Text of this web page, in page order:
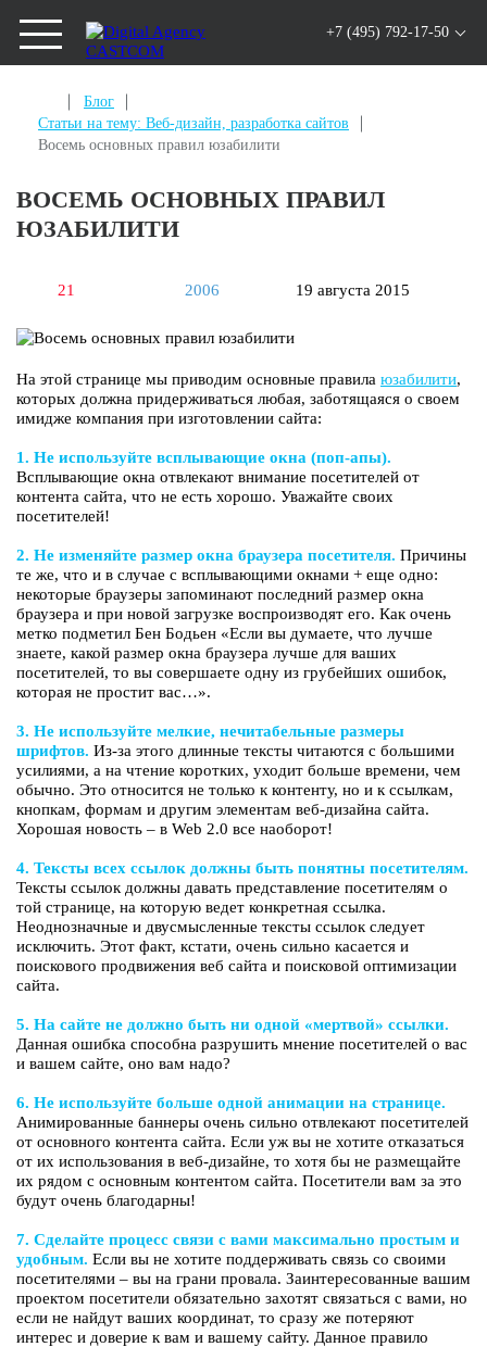
+7 (495) 792-17-50
Блог
Статьи на тему: Веб-дизайн, разработка сайтов
Восемь основных правил юзабилити
ВОСЕМЬ ОСНОВНЫХ ПРАВИЛ
ЮЗАБИЛИТИ
21 2006 19 августа 2015
На этой странице мы приводим основные правила юзабилити,
которых должна придерживаться любая, заботящаяся о своем
имидже компания при изготовлении сайта:
1. Не используйте всплывающие окна (поп-апы).
Всплывающие окна отвлекают внимание посетителей от
контента сайта, что не есть хорошо. Уважайте своих
посетителей!
2. Не изменяйте размер окна браузера посетителя. Причины
те же, что и в случае с всплывающими окнами + еще одно:
некоторые браузеры запоминают последний размер окна
браузера и при новой загрузке воспроизводят его. Как очень
метко подметил Бен Бодьен «Если вы думаете, что лучше
знаете, какой размер окна браузера лучше для ваших
посетителей, то вы совершаете одну из грубейших ошибок,
которая не простит вас…».
3. Не используйте мелкие, нечитабельные размеры
шрифтов. Из-за этого длинные тексты читаются с большими
усилиями, а на чтение коротких, уходит больше времени, чем
обычно. Это относится не только к контенту, но и к ссылкам,
кнопкам, формам и другим элементам веб-дизайна сайта.
Хорошая новость – в Web 2.0 все наоборот!
4. Тексты всех ссылок должны быть понятны посетителям.
Тексты ссылок должны давать представление посетителям о
той странице, на которую ведет конкретная ссылка.
Неоднозначные и двусмысленные тексты ссылок следует
исключить. Этот факт, кстати, очень сильно касается и
поискового продвижения веб сайта и поисковой оптимизации
сайта.
5. На сайте не должно быть ни одной «мертвой» ссылки.
Данная ошибка способна разрушить мнение посетителей о вас
и вашем сайте, оно вам надо?
6. Не используйте больше одной анимации на странице.
Анимированные баннеры очень сильно отвлекают посетителей
от основного контента сайта. Если уж вы не хотите отказаться
от их использования в веб-дизайне, то хотя бы не размещайте
их рядом с основным контентом сайта. Посетители вам за это
будут очень благодарны!
7. Сделайте процесс связи с вами максимально простым и
удобным. Если вы не хотите поддерживать связь со своими
посетителями – вы на грани провала. Заинтересованные вашим
проектом посетители обязательно захотят связаться с вами, но
если не найдут ваших координат, то сразу же потеряют
интерес и доверие к вам и вашему сайту. Данное правило